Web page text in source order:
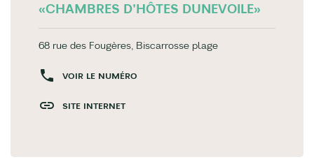
«CHAMBRES D'HÔTES DUNEVOILE»
68 rue des Fougères, Biscarrosse plage
VOIR LE NUMÉRO
SITE INTERNET